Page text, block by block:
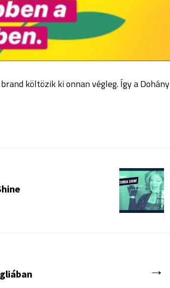
költözik ki onnan végleg. Így a Dohány
→